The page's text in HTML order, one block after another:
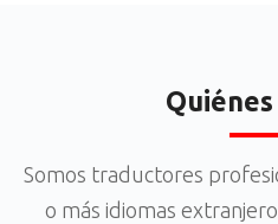
Somos traductores
o más idiomas